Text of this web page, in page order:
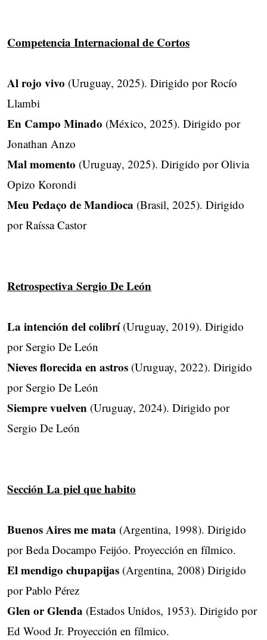
Competencia Internacional de Cortos
Al rojo vivo (Uruguay, 2025). Dirigido por Rocío
Llambi
En Campo Minado (México, 2025). Dirigido por
Jonathan Anzo
Mal momento (Uruguay, 2025). Dirigido por Olivia
Opizo Korondi
Meu Pedaço de Mandioca (Brasil, 2025). Dirigido
por Raíssa Castor
Retrospectiva Sergio De León
La intención del colibrí (Uruguay, 2019). Dirigido
por Sergio De León
Nieves florecida en astros (Uruguay, 2022). Dirigido
por Sergio De León
Siempre vuelven (Uruguay, 2024). Dirigido por
Sergio De León
Sección La piel que habito
Buenos Aires me mata (Argentina, 1998). Dirigido
por Beda Docampo Feijóo. Proyección en fílmico.
El mendigo chupapijas (Argentina, 2008) Dirigido
por Pablo Pérez
Glen or Glenda (Estados Unidos, 1953). Dirigido por
Ed Wood Jr. Proyección en fílmico.